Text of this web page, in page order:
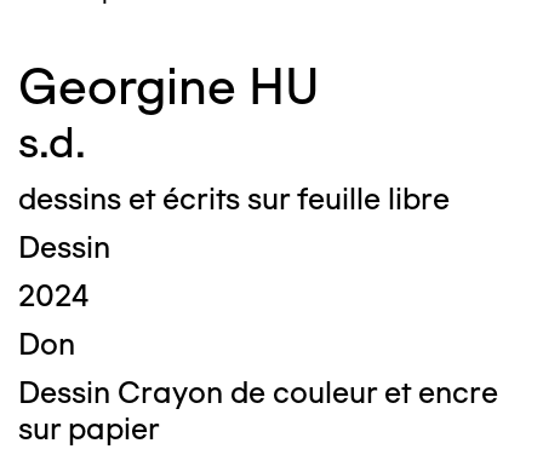
Georgine HU
s.d.
dessins et écrits sur feuille libre
Dessin
2024
Don
Dessin Crayon de couleur et encre
sur papier